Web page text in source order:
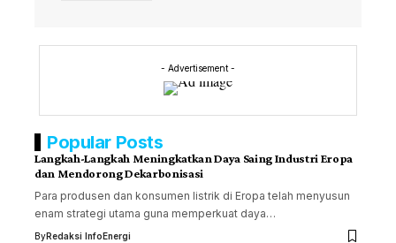
- Advertisement -
Popular Posts
Langkah-Langkah Meningkatkan Daya Saing Industri Eropa
dan Mendorong Dekarbonisasi
Para produsen dan konsumen listrik di Eropa telah menyusun
enam strategi utama guna memperkuat daya…
ByRedaksi InfoEnergi